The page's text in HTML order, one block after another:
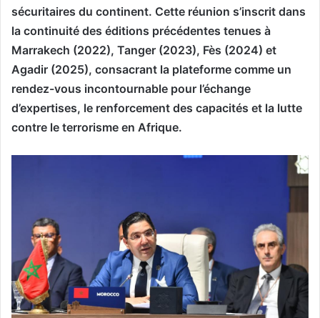
sécuritaires du continent. Cette réunion s’inscrit dans
la continuité des éditions précédentes tenues à
Marrakech (2022), Tanger (2023), Fès (2024) et
Agadir (2025), consacrant la plateforme comme un
rendez-vous incontournable pour l’échange
d’expertises, le renforcement des capacités et la lutte
contre le terrorisme en Afrique.